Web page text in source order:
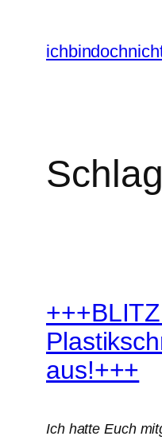
Inhalt
springen
aus!+++
Ich hatte Euch